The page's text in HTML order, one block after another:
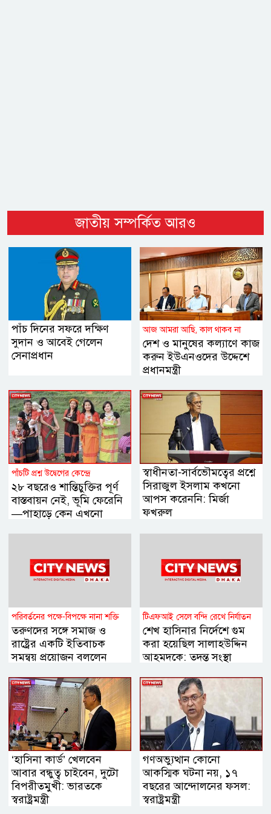
জাতীয় সম্পর্কিত আরও
পাঁচ দিনের সফরে দক্ষিণ
সুদান ও আবেই গেলেন
সেনাপ্রধান
আজ আমরা আছি, কাল থাকব না
দেশ ও মানুষের কল্যাণে কাজ
করুন ইউএনওদের উদ্দেশে
প্রধানমন্ত্রী
পাঁচটি প্রশ্ন উদ্বেগের কেন্দ্রে
২৮ বছরেও শান্তিচুক্তির পূর্ণ
বাস্তবায়ন নেই, ভূমি ফেরেনি
—পাহাড়ে কেন এখনো
স্বাধীনতা-সার্বভৌমত্বের প্রশ্নে
সিরাজুল ইসলাম কখনো
আপস করেননি: মির্জা
ফখরুল
পরিবর্তনের পক্ষে-বিপক্ষে নানা শক্তি
তরুণদের সঙ্গে সমাজ ও
রাষ্ট্রের একটি ইতিবাচক
সমন্বয় প্রয়োজন বললেন
টিএফআই সেলে বন্দি রেখে নির্যাতন
শেখ হাসিনার নির্দেশে গুম
করা হয়েছিল সালাহউদ্দিন
আহমদকে: তদন্ত সংস্থা
‘হাসিনা কার্ড’ খেলবেন
আবার বন্ধুত্ব চাইবেন, দুটো
বিপরীতমুখী: ভারতকে
স্বরাষ্ট্রমন্ত্রী
গণঅভ্যুত্থান কোনো
আকস্মিক ঘটনা নয়, ১৭
বছরের আন্দোলনের ফসল:
স্বরাষ্ট্রমন্ত্রী